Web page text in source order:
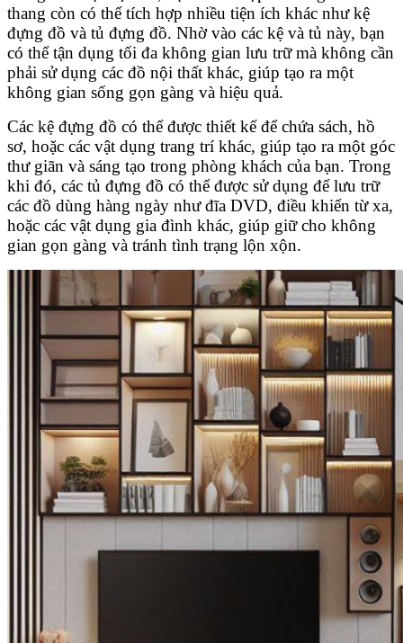
thang còn có thể tích hợp nhiều tiện ích khác như kệ
đựng đồ và tủ đựng đồ. Nhờ vào các kệ và tủ này, bạn
có thể tận dụng tối đa không gian lưu trữ mà không cần
phải sử dụng các đồ nội thất khác, giúp tạo ra một
không gian sống gọn gàng và hiệu quả.
Các kệ đựng đồ có thể được thiết kế để chứa sách, hồ
sơ, hoặc các vật dụng trang trí khác, giúp tạo ra một góc
thư giãn và sáng tạo trong phòng khách của bạn. Trong
khi đó, các tủ đựng đồ có thể được sử dụng để lưu trữ
các đồ dùng hàng ngày như đĩa DVD, điều khiển từ xa,
hoặc các vật dụng gia đình khác, giúp giữ cho không
gian gọn gàng và tránh tình trạng lộn xộn.